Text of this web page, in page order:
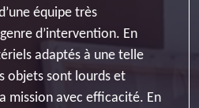
équipe très
d’intervention. En
adaptés à une telle
objets sont lourds et
mission avec efficacité. En